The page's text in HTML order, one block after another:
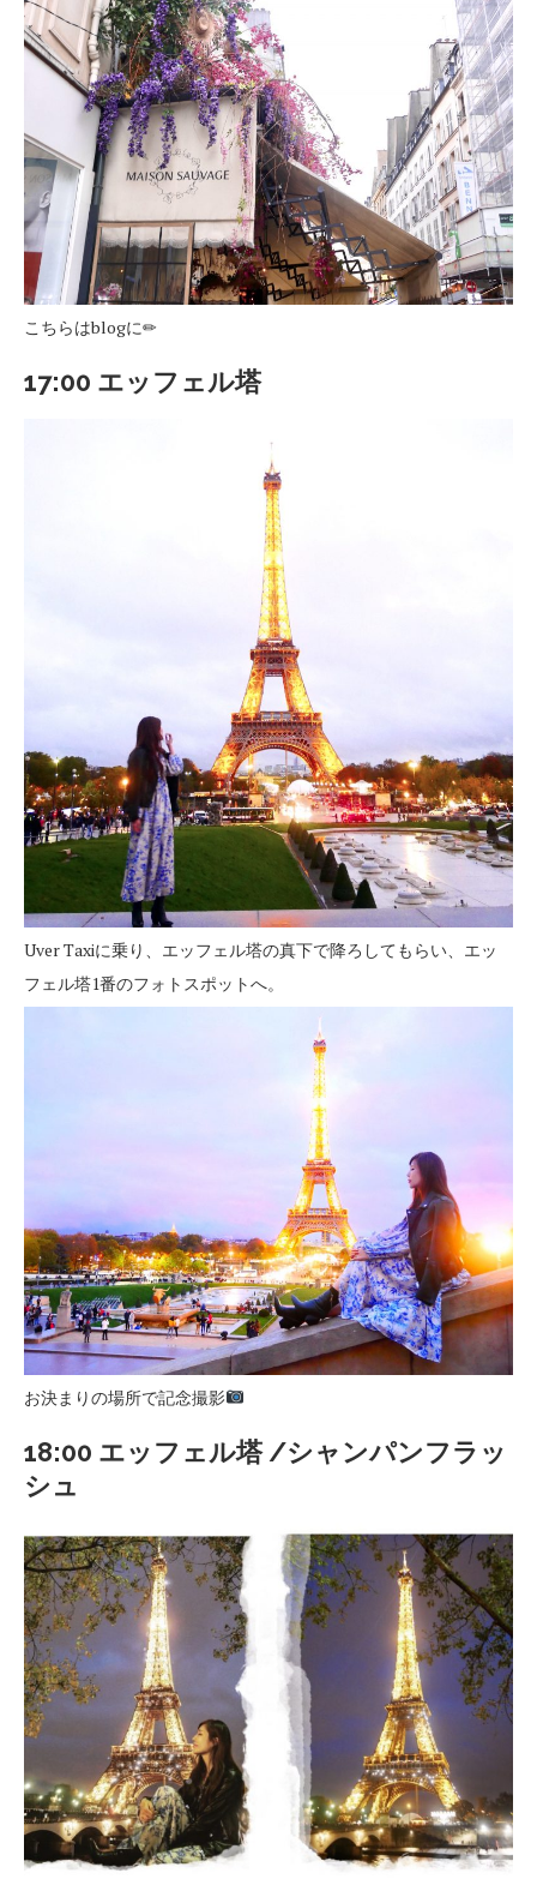
こちらはblogに✏︎
17:00 エッフェル塔
Uver Taxiに乗り、エッフェル塔の真下で降ろしてもらい、エッ
フェル塔1番のフォトスポットへ。
お決まりの場所で記念撮影
18:00 エッフェル塔 /シャンパンフラッ
シュ